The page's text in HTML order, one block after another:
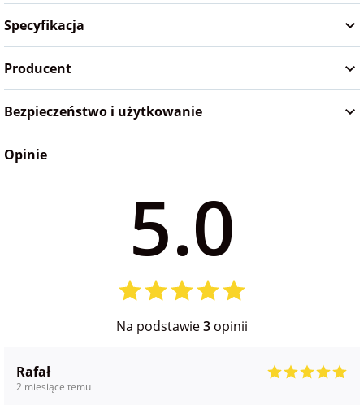
na Wielkanoc
na wieczór
panieński
na wieczór
kawalerski
Specyfikacja
Producent
Bezpieczeństwo i użytkowanie
Opinie
5.0
Na podstawie3 opinii
Rafał
2 miesiące temu